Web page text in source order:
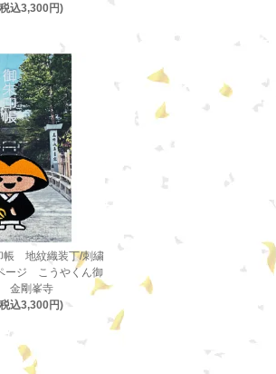
込3,300円)
地紋織装丁/刺繍
ージ こうやくん御
金剛峯寺
込3,300円)